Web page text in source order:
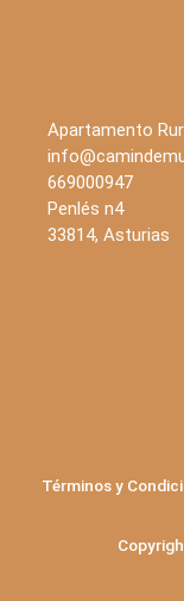
Apartamento
669000947
Penlés n4
33814, Asturias
Términos y